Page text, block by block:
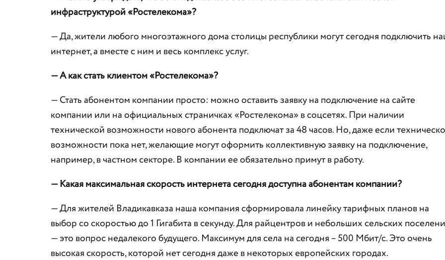
инфраструктурой «Ростелекома»?
— Да, жители любого многоэтажного дома столицы республики могут сегодня подключить
интернет, а вместе с ним и весь комплекс услуг.
— А как стать клиентом «Ростелекома»?
— Стать абонентом компании просто: можно оставить заявку на подключение на сайте
компании или на официальных страничках «Ростелекома» в соцсетях. При наличии
технической возможности нового абонента подключат за 48 часов. Но, даже если
возможности пока нет, желающие могут оформить коллективную заявку на подключение,
например, в частном секторе. В компании ее обязательно примут в работу.
— Какая максимальная скорость интернета сегодня доступна абонентам компании?
— Для жителей Владикавказа наша компания сформировала линейку тарифных планов на
выбор со скоростью до 1 Гигабита в секунду. Для райцентров и небольших сельских
— это вопрос недалекого будущего. Максимум для села на сегодня – 500 Мбит/с. Это очень
высокая скорость, которой нет сегодня даже в некоторых европейских городах.